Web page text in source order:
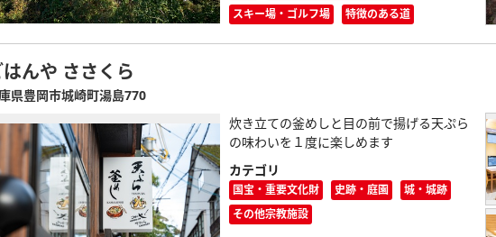
スキー場・ゴルフ場
特徴のある道
んや ささくら
県豊岡市城崎町湯島770
炊き立ての釜めしと目の前で揚げる天ぷら
の味わいを１度に楽しめます
カテゴリ
国宝・重要文化財 史跡・庭園
城・城跡
その他宗教施設